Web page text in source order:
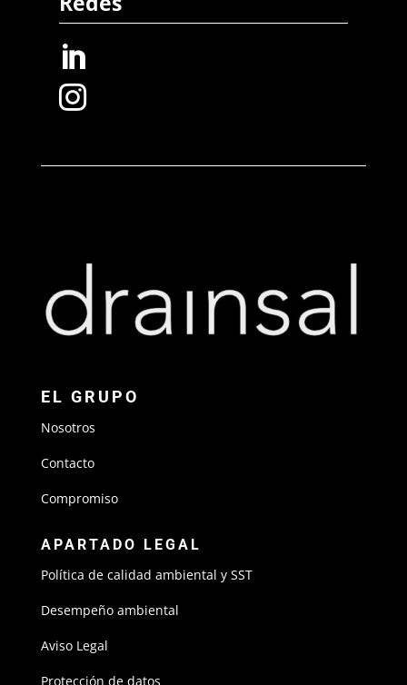


EL GRUPO
Nosotros
Contacto
Compromiso
APARTADO LEGAL
Política de calidad ambiental y SST
Desempeño ambiental
Aviso Legal
Protección de datos